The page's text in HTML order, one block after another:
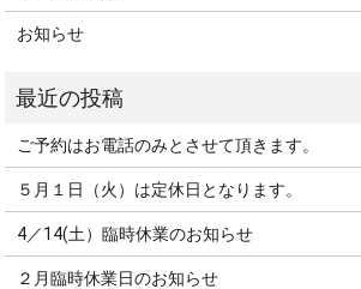
お知らせ
ご予約はお電話のみとさせて頂きます。
５月１日（火）は定休日となります。
4／14(土）臨時休業のお知らせ
２月臨時休業日のお知らせ